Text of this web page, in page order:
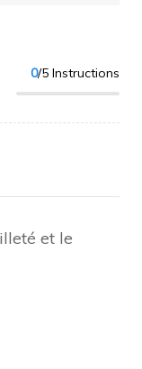
0/5 Instructions
et le